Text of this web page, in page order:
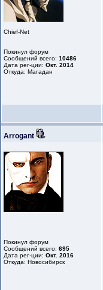
Chief-Net
Покинул форум
Сообщений всего: 10486
Дата рег-ции: Окт. 2014
Откуда: Магадан
Arrogant
Покинул форум
Сообщений всего: 695
Дата рег-ции: Окт. 2016
Откуда: Новосибирск